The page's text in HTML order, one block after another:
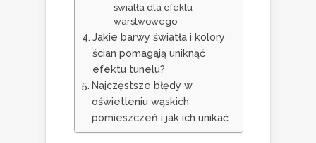
światła dla efektu
warstwowego
Jakie barwy światła i kolory
ścian pomagają uniknąć
efektu tunelu?
Najczęstsze błędy w
oświetleniu wąskich
pomieszczeń i jak ich unikać